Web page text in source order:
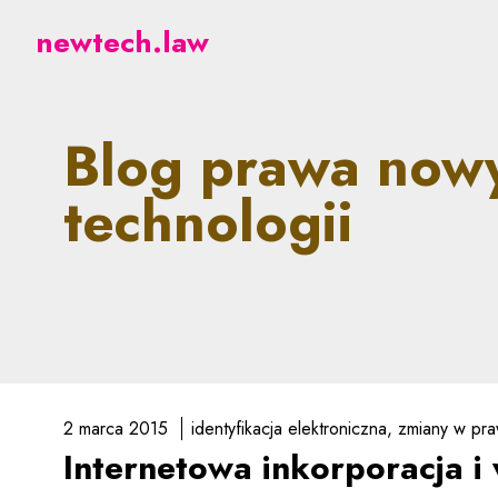
newtech.law - prawne
newtech.law
Blog prawa
technologii
2 marca 2015 identyfikacja elektroniczna zmiany w
Internetowa inkorporacja i